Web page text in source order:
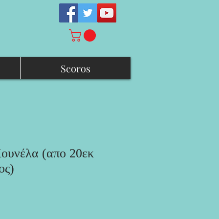
(απο 20εκ
Scoros